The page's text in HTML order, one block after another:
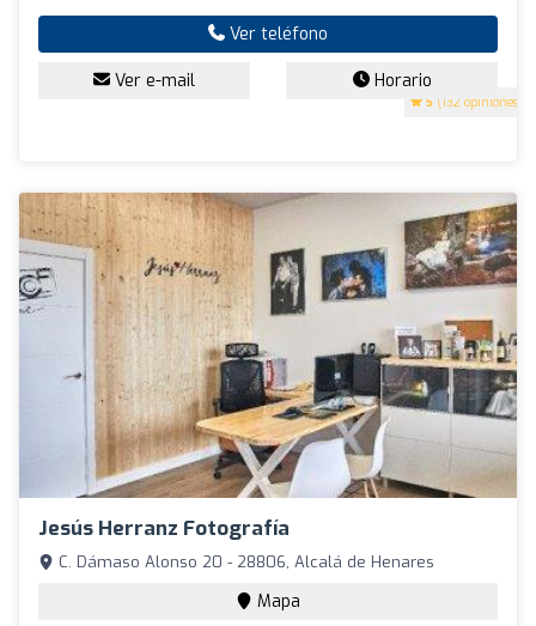
5 (132 opiniones)
Ver teléfono
Ver e-mail Horario
Jesús Herranz Fotografía
C. Dámaso Alonso 20 - 28806, Alcalá de Henares
Mapa